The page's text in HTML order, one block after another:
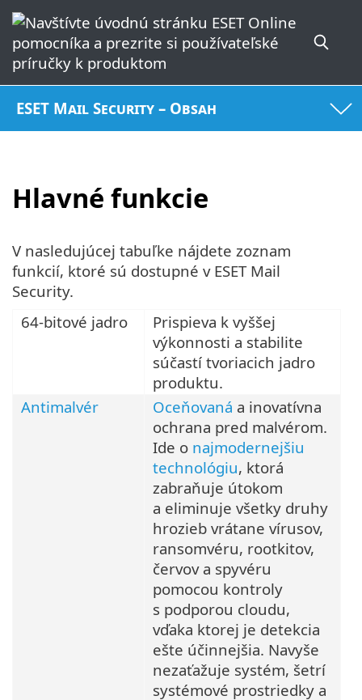
ESET Mail Security – Obsah
Hlavné funkcie
V nasledujúcej tabuľke nájdete zoznam
funkcií, ktoré sú dostupné v ESET Mail
Security.
64-bitové jadro
Prispieva k vyššej
výkonnosti a stabilite
súčastí tvoriacich jadro
produktu.
Antimalvér
Oceňovaná a inovatívna
ochrana pred malvérom.
Ide o najmodernejšiu
technológiu, ktorá
zabraňuje útokom
a eliminuje všetky druhy
hrozieb vrátane vírusov,
ransomvéru, rootkitov,
červov a spyvéru
pomocou kontroly
s podporou cloudu,
vďaka ktorej je detekcia
ešte účinnejšia. Navyše
nezaťažuje systém, šetrí
systémové prostriedky a